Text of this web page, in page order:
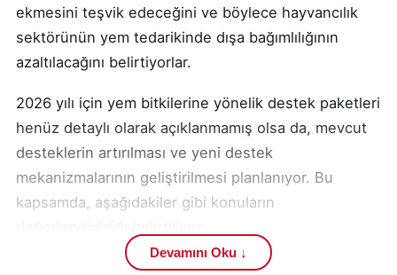
ekmesini teşvik edeceğini ve böylece hayvancılık
sektörünün yem tedarikinde dışa bağımlılığının
azaltılacağını belirtiyorlar.
2026 yılı için yem bitkilerine yönelik destek paketleri
henüz detaylı olarak açıklanmamış olsa da, mevcut
desteklerin artırılması ve yeni destek
mekanizmalarının geliştirilmesi planlanıyor. Bu
kapsamda, aşağıdakiler gibi konuların
Sivas İl Tarım Orman Müdürlüğü, bitkisel üretimi
Devamını Oku ↓